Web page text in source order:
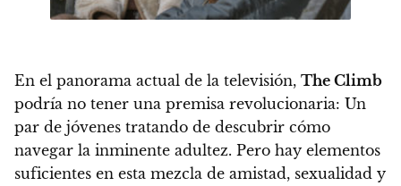
En el panorama actual de la televisión, The Climb
podría no tener una premisa revolucionaria: Un
par de jóvenes tratando de descubrir cómo
navegar la inminente adultez. Pero hay elementos
suficientes en esta mezcla de amistad, sexualidad y